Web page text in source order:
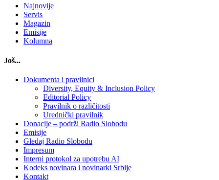
Najnovije
Servis
Magazin
Emisije
Kolumna
Još...
Dokumenta i pravilnici
Diversity, Equity & Inclusion Policy
Editorial Policy
Pravilnik o različitosti
Urednički pravilnik
Donacije – podrži Radio Slobodu
Emisije
Gledaj Radio Slobodu
Impresum
Interni protokol za upotrebu AI
Kodeks novinara i novinarki Srbije
Kontakt